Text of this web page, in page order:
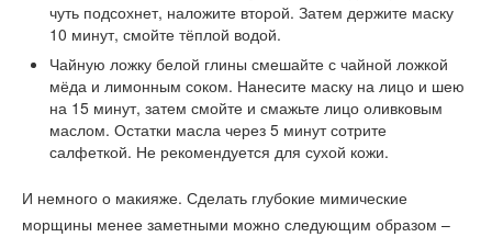
чуть подсохнет, наложите второй. Затем держите маску
10 минут, смойте тёплой водой.
Чайную ложку белой глины смешайте с чайной ложкой
мёда и лимонным соком. Нанесите маску на лицо и шею
на 15 минут, затем смойте и смажьте лицо оливковым
маслом. Остатки масла через 5 минут сотрите
салфеткой. Не рекомендуется для сухой кожи.
И немного о макияже. Сделать глубокие мимические
морщины менее заметными можно следующим образом –